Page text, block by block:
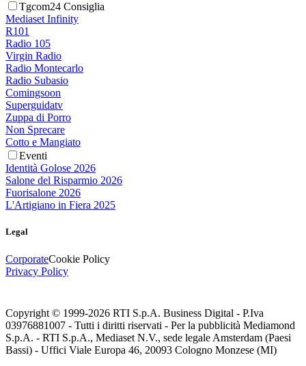
Tgcom24 Consiglia
Mediaset Infinity
R101
Radio 105
Virgin Radio
Radio Montecarlo
Radio Subasio
Comingsoon
Superguidatv
Zuppa di Porro
Non Sprecare
Cotto e Mangiato
Eventi
Identità Golose 2026
Salone del Risparmio 2026
Fuorisalone 2026
L'Artigiano in Fiera 2025
Legal
CorporateCookie Policy
Privacy Policy
Copyright © 1999-2026 RTI S.p.A. Business Digital - P.Iva
03976881007 - Tutti i diritti riservati - Per la pubblicità Mediamond
S.p.A. - RTI S.p.A., Mediaset N.V., sede legale Amsterdam (Paesi
Bassi) - Uffici Viale Europa 46, 20093 Cologno Monzese (MI)